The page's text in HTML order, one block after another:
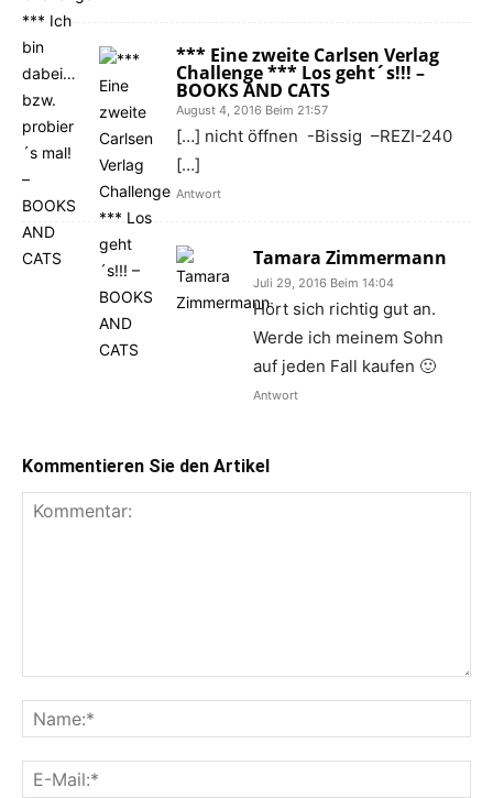
*** Eine zweite Carlsen Verlag
Challenge *** Los geht´s!!! –
BOOKS AND CATS
August 4, 2016 Beim 21:57
[…] nicht öffnen -Bissig –REZI-240
[…]
Antwort
Tamara Zimmermann
Juli 29, 2016 Beim 14:04
Hört sich richtig gut an.
Werde ich meinem Sohn
auf jeden Fall kaufen 🙂
Antwort
Kommentieren Sie den Artikel